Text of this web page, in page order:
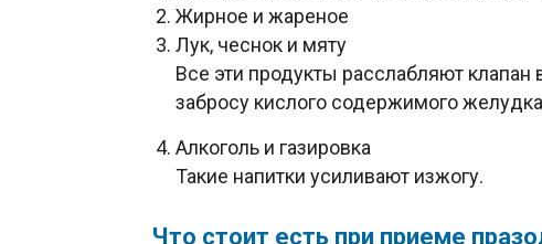
Жирное и жареное
Лук, чеснок и мяту
Все эти продукты расслабляют клапан
забросу кислого содержимого
Алкоголь и газировка
Такие напитки усиливают изжогу.
Что стоит есть при приеме